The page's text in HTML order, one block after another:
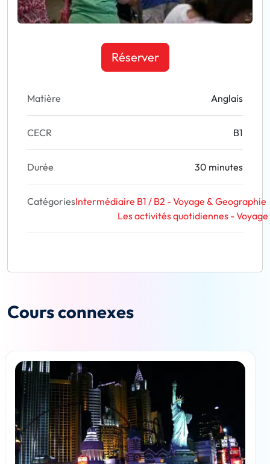
Réserver
Matière Anglais
CECR B1
Durée 30 minutes
CatégoriesIntermédiaire B1 / B2 - Voyage & Geographie
Les activités quotidiennes - Voyage
Cours connexes